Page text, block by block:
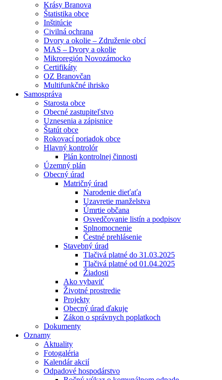
Krásy Branova
Štatistika obce
Inštitúcie
Civilná ochrana
Dvory a okolie – Združenie obcí
MAS – Dvory a okolie
Mikroregión Novozámocko
Certifikáty
OZ Branovčan
Multifunkčné ihrisko
Samospráva
Starosta obce
Obecné zastupiteľstvo
Uznesenia a zápisnice
Štatút obce
Rokovací poriadok obce
Hlavný kontrolór
Plán kontrolnej činnosti
Územný plán
Obecný úrad
Matričný úrad
Narodenie dieťaťa
Uzavretie manželstva
Úmrtie občana
Osvedčovanie listín a podpisov
Splnomocnenie
Čestné prehlásenie
Stavebný úrad
Tlačivá platné do 31.03.2025
Tlačivá platné od 01.04.2025
Žiadosti
Ako vybaviť
Životné prostredie
Projekty
Obecný úrad ďakuje
Zákon o správnych poplatkoch
Dokumenty
Oznamy
Aktuality
Fotogaléria
Kalendár akcií
Odpadové hospodárstvo